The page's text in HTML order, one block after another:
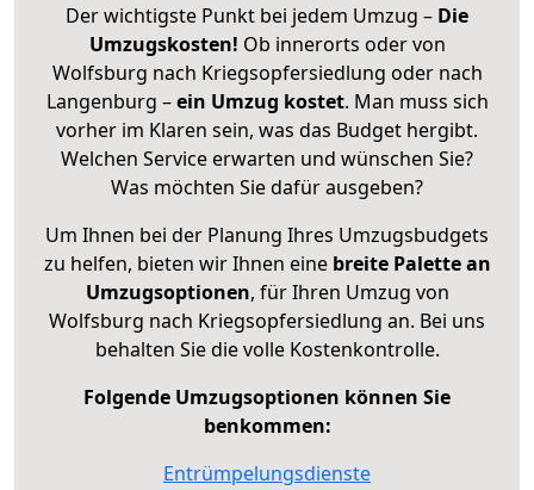
Der wichtigste Punkt bei jedem Umzug – Die
Umzugskosten! Ob innerorts oder von
Wolfsburg nach Kriegsopfersiedlung oder nach
Langenburg –ein Umzug kostet. Man muss sich
vorher im Klaren sein, was das Budget hergibt.
Welchen Service erwarten und wünschen Sie?
Was möchten Sie dafür ausgeben?
Um Ihnen bei der Planung Ihres Umzugsbudgets
zu helfen, bieten wir Ihnen eine breite Palette an
Umzugsoptionen, für Ihren Umzug von
Wolfsburg nach Kriegsopfersiedlung an. Bei uns
behalten Sie die volle Kostenkontrolle.
Folgende Umzugsoptionen können Sie
benkommen:
Entrümpelungsdienste